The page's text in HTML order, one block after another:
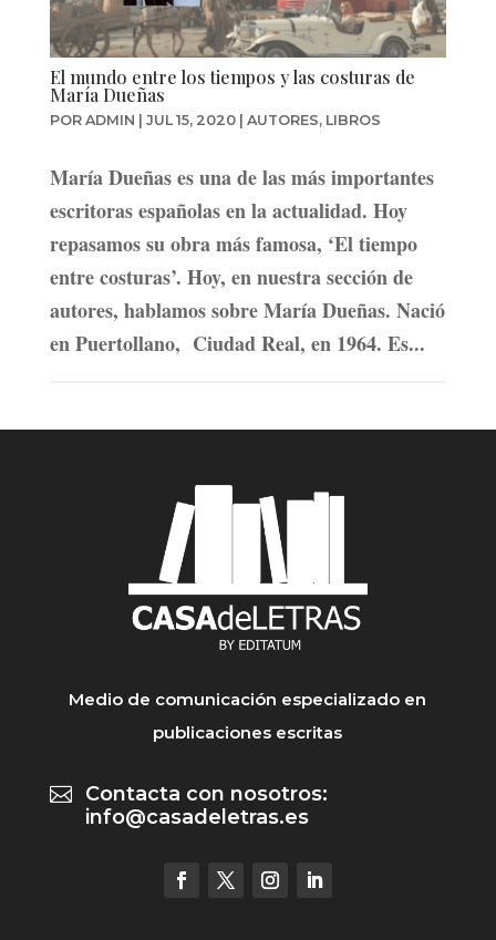
El mundo entre los tiempos y las costuras de
María Dueñas
POR ADMIN JUL 15, 2020| AUTORES, LIBROS
María Dueñas es una de las más importantes
escritoras españolas en la actualidad. Hoy
repasamos su obra más famosa, ‘El tiempo
entre costuras’. Hoy, en nuestra sección de
autores, hablamos sobre María Dueñas. Nació
en Puertollano, Ciudad Real, en 1964. Es...
Medio de comunicación especializado en
publicaciones escritas

Contacta con nosotros:
info@casadeletras.es